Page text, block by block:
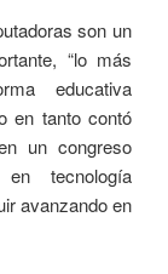
son un
“lo más
educativa
en tanto contó
un congreso
tecnología
avanzando en